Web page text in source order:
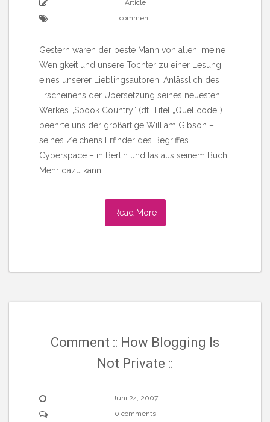
Article
comment
Gestern waren der beste Mann von allen, meine
Wenigkeit und unsere Tochter zu einer Lesung
eines unserer Lieblingsautoren. Anlässlich des
Erscheinens der Übersetzung seines neuesten
Werkes „Spook Country“ (dt. Titel „Quellcode“)
beehrte uns der großartige William Gibson –
seines Zeichens Erfinder des Begriffes
Cyberspace – in Berlin und las aus seinem Buch.
Mehr dazu kann
Read More
Comment :: How Blogging Is
Not Private ::
Juni 24, 2007
0 comments